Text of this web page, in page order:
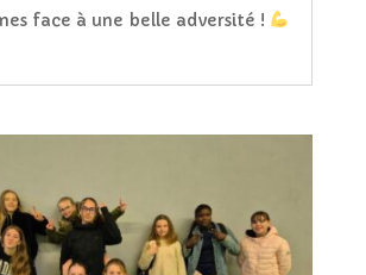
face à une belle adversité !